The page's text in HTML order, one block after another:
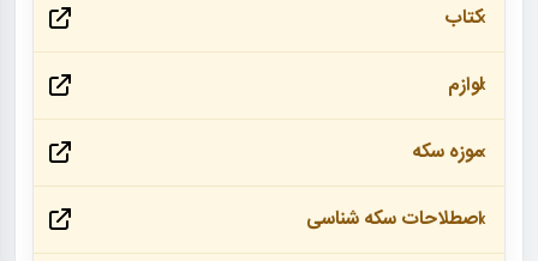
کتاب
لوازم
موزه سکه
اصطلاحات سکه شناسی